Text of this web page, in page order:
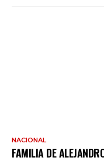
NACIONAL
FAMILIA DE